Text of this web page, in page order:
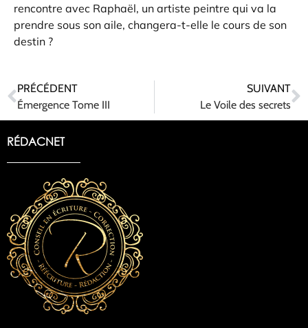
rencontre avec Raphaël, un artiste peintre qui va la
prendre sous son aile, changera-t-elle le cours de son
destin ?
PRÉCÉDENT
Émergence Tome III
SUIVANT
Le Voile des secrets
RÉDACNET